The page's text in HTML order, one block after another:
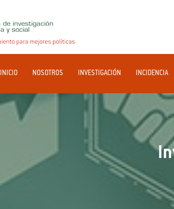
INICIO NOSOTROS INVESTIGACIÓN INCIDENCIA